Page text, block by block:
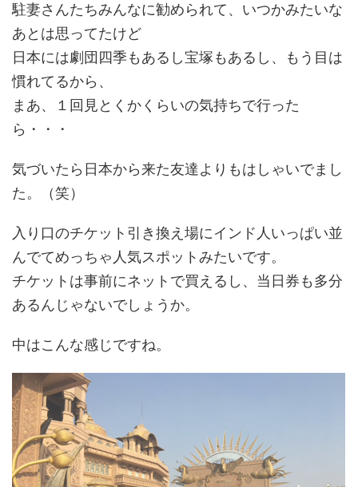
駐妻さんたちみんなに勧められて、いつかみたいな
あとは思ってたけど
日本には劇団四季もあるし宝塚もあるし、もう目は
慣れてるから、
まあ、１回見とくかくらいの気持ちで行った
ら・・・
気づいたら日本から来た友達よりもはしゃいでまし
た。（笑）
入り口のチケット引き換え場にインド人いっぱい並
んでてめっちゃ人気スポットみたいです。
チケットは事前にネットで買えるし、当日券も多分
あるんじゃないでしょうか。
中はこんな感じですね。